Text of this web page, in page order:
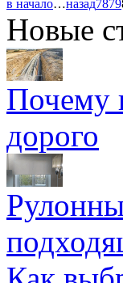
в начало…назад7879
Новые
Почему
дорого